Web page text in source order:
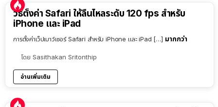
วิธีตั้งค่า Safari ให้ลื่นไหลระดับ 120 fps สำหรับ
iPhone และ iPad
การตั้งค่าเว็ปเบาว์เซอร์ Safari สำหรับ iPhone และ iPad […] มากกว่า
โดย Sasithakan Sritonthip
อ่านเพิ่มเติม